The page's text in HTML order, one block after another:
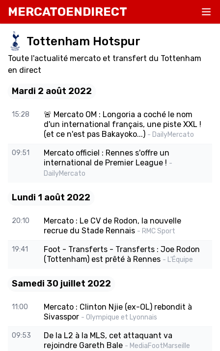
MERCATOENDIRECT
Tottenham Hotspur
Toute l'actualité mercato et transfert du Tottenham
en direct
Mardi 2 août 2022
15:28
🚨 Mercato OM : Longoria a coché le nom
d'un international français, une piste XXL !
(et ce n'est pas Bakayoko...) - DailyMercato
09:51
Mercato officiel : Rennes s'offre un
international de Premier League ! -
DailyMercato
Lundi 1 août 2022
20:10
Mercato : Le CV de Rodon, la nouvelle
recrue du Stade Rennais - RMC Sport
19:41
Foot - Transferts - Transferts : Joe Rodon
(Tottenham) est prêté à Rennes - L'Équipe
Samedi 30 juillet 2022
11:00
Mercato : Clinton Njie (ex-OL) rebondit à
Sivasspor - Olympique et Lyonnais
09:53
De la L2 à la MLS, cet attaquant va
rejoindre Gareth Bale - MediaFootMarseille